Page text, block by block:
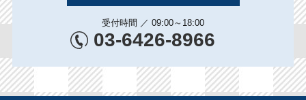
受付時間 ／ 09:00～18:00
03-6426-8966